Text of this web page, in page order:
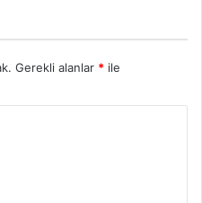
Gerekli alanlar * ile